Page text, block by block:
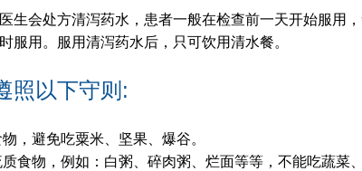
生会处方清泻药水，患者一般在检查前一天开始服用
服用。服用清泻药水后，只可饮用清水餐。
照以下守则:
，避免吃粟米、坚果、爆谷。
食物，例如：白粥、碎肉粥、烂面等等，不能吃蔬菜